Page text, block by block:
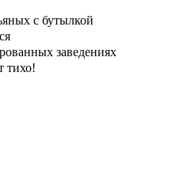
с бутылкой
заведениях
тихо!